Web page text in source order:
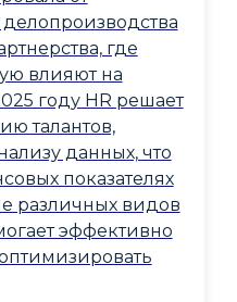
где
влияют на
году HR решает
талантов,
данных, что
показателях
различных видов
эффективно